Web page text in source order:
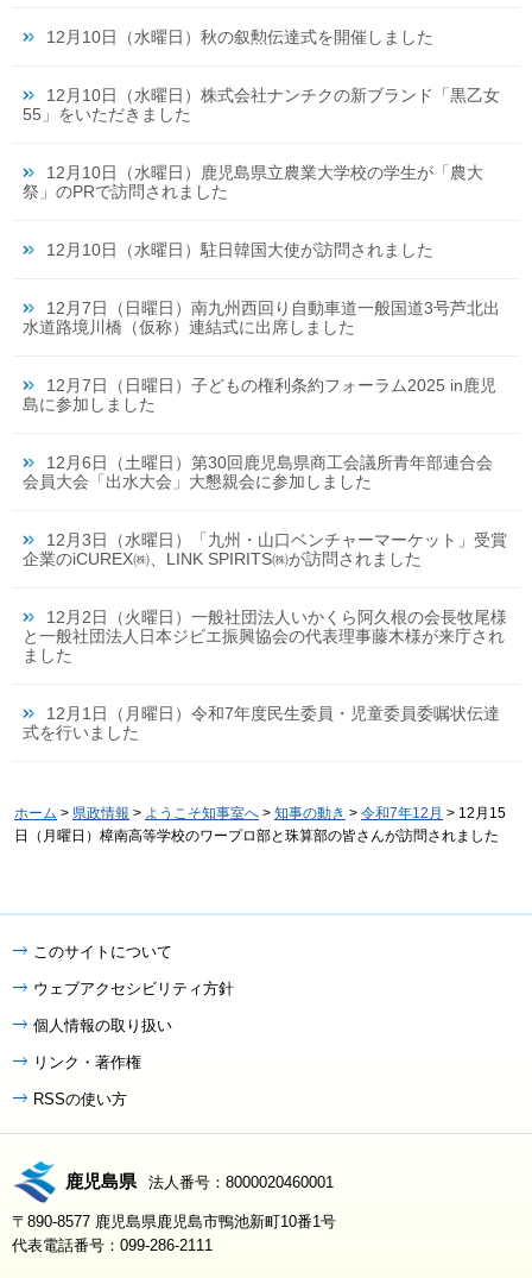
12月10日（水曜日）秋の叙勲伝達式を開催しました
12月10日（水曜日）株式会社ナンチクの新ブランド「黒乙女
55」をいただきました
12月10日（水曜日）鹿児島県立農業大学校の学生が「農大
祭」のPRで訪問されました
12月10日（水曜日）駐日韓国大使が訪問されました
12月7日（日曜日）南九州西回り自動車道一般国道3号芦北出
水道路境川橋（仮称）連結式に出席しました
12月7日（日曜日）子どもの権利条約フォーラム2025 in鹿児
島に参加しました
12月6日（土曜日）第30回鹿児島県商工会議所青年部連合会
会員大会「出水大会」大懇親会に参加しました
12月3日（水曜日）「九州・山口ベンチャーマーケット」受賞
企業のiCUREX㈱、LINK SPIRITS㈱が訪問されました
12月2日（火曜日）一般社団法人いかくら阿久根の会長牧尾様
と一般社団法人日本ジビエ振興協会の代表理事藤木様が来庁され
ました
12月1日（月曜日）令和7年度民生委員・児童委員委嘱状伝達
式を行いました
ホーム > 県政情報 > ようこそ知事室へ > 知事の動き > 令和7年12月 > 12月15
日（月曜日）樟南高等学校のワープロ部と珠算部の皆さんが訪問されました
このサイトについて
ウェブアクセシビリティ方針
個人情報の取り扱い
リンク・著作権
RSSの使い方
鹿児島県 法人番号：8000020460001
〒890-8577 鹿児島県鹿児島市鴨池新町10番1号
代表電話番号：099-286-2111